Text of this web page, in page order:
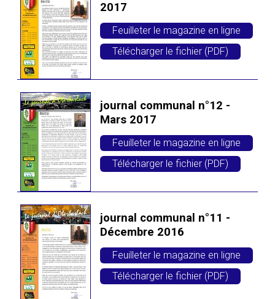
2017
Feuilleter le magazine en ligne
Télécharger le fichier (PDF)
journal communal n°12 -
Mars 2017
Feuilleter le magazine en ligne
Télécharger le fichier (PDF)
journal communal n°11 -
Décembre 2016
Feuilleter le magazine en ligne
Télécharger le fichier (PDF)